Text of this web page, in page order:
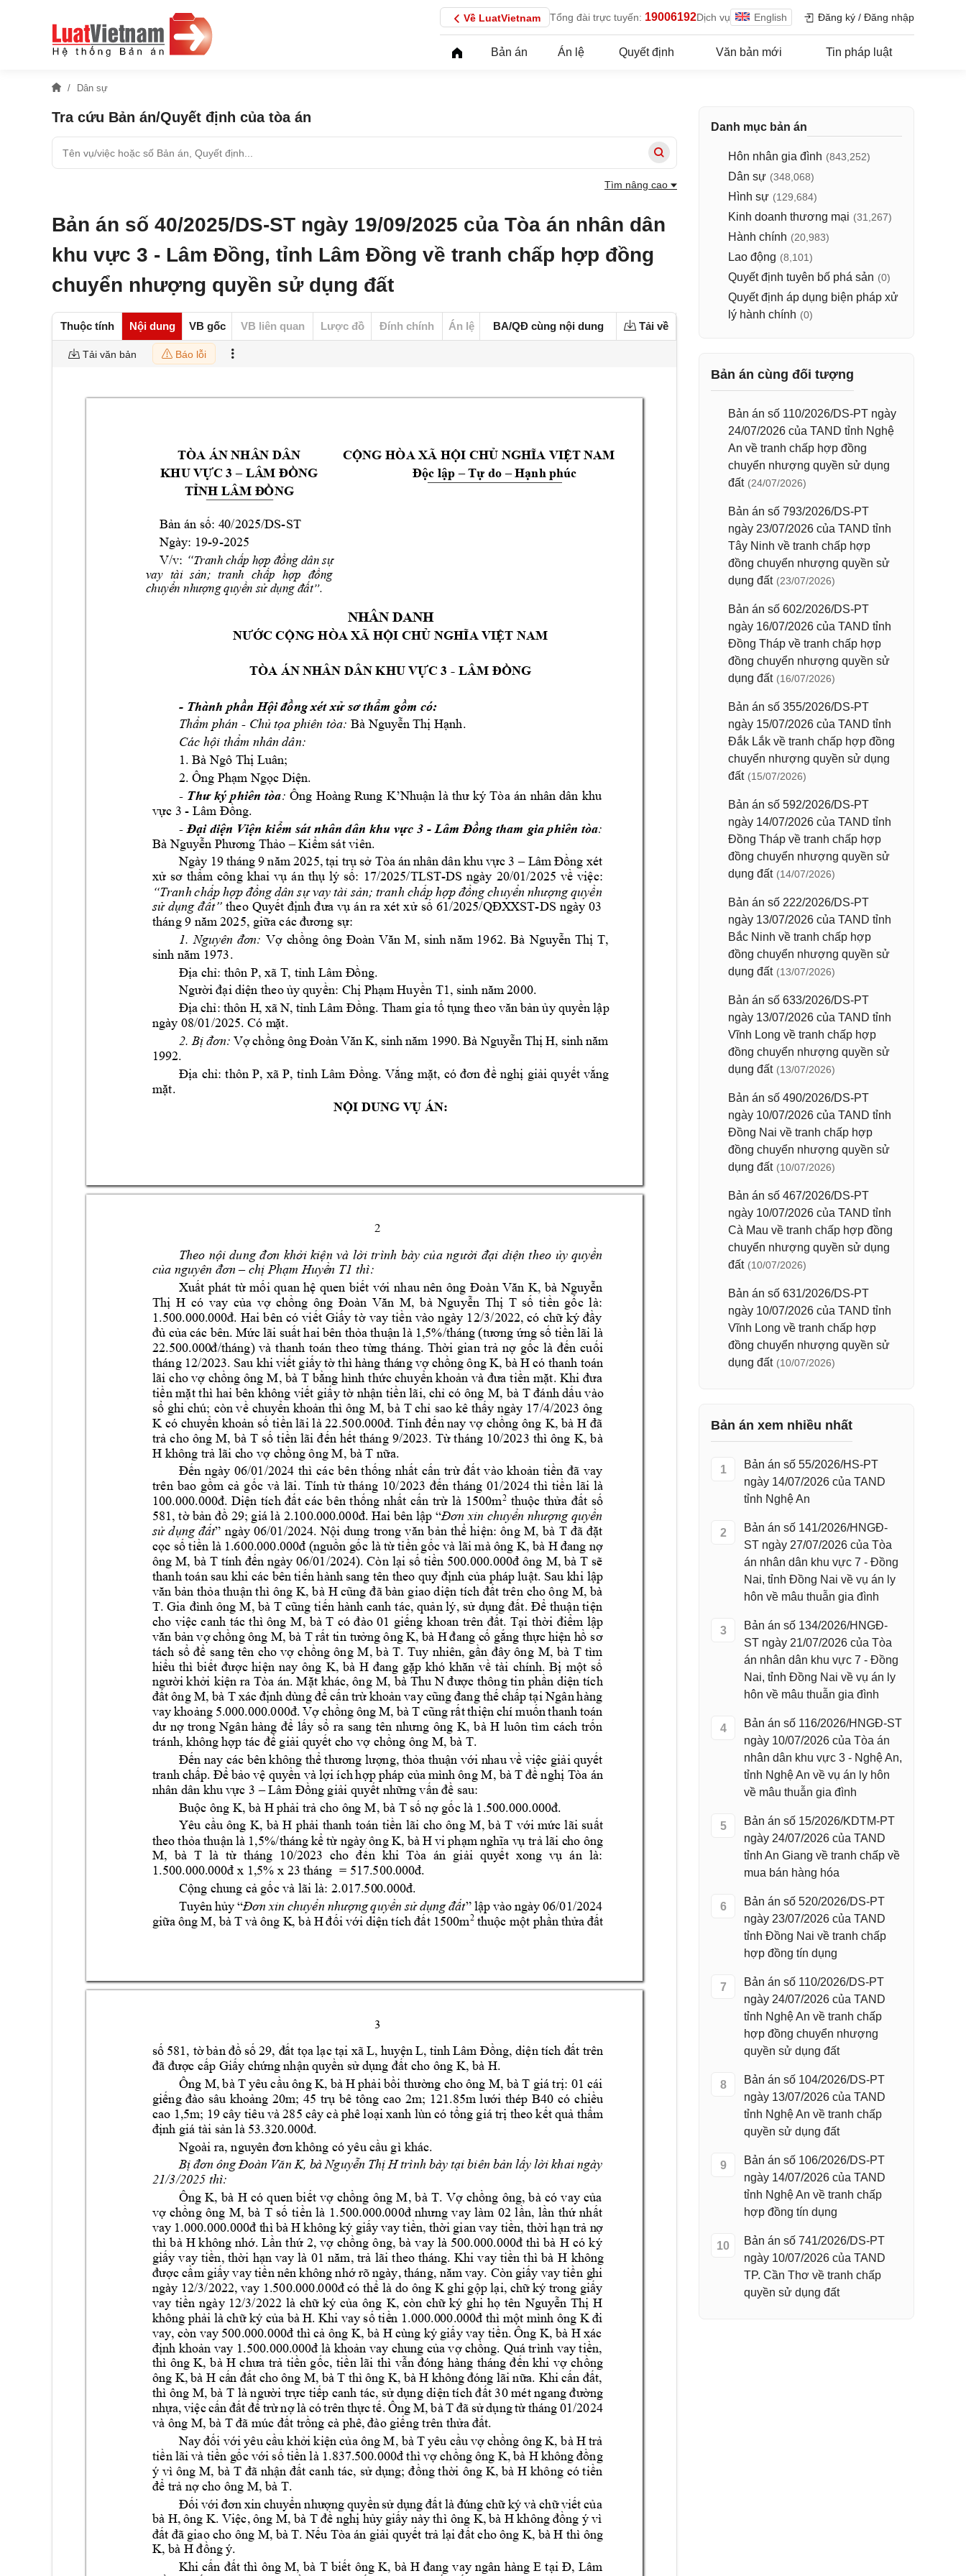
Về LuatVietnam Tổng đài trực tuyến: 19006192Dịch vụ English Đăng ký / Đăng nhập
Bản án Án lệ Quyết định Văn bản mới Tin pháp luật
Dân sự
Tra cứu Bản án/Quyết định của tòa án
Tìm nâng cao
Bản án số 40/2025/DS-ST ngày 19/09/2025 của Tòa án nhân dân
khu vực 3 - Lâm Đồng, tỉnh Lâm Đồng về tranh chấp hợp đồng
chuyển nhượng quyền sử dụng đất
Thuộc tính Nội dung VB gốc VB liên quan Lược đồ Đính chính Án lệ BA/QĐ cùng nội dung Tải về
Tải văn bản Báo lỗi
TÒA ÁN NHÂN DÂN
KHU VỰC 3 – LÂM ĐỒNG
TỈNH LÂM ĐỒNG
Bản án số: 40/2025/DS-ST
Ngày: 19-9-2025
V/v: “Tranh chấp hợp đồng dân sự
vay tài sản; tranh chấp hợp đồng
chuyển nhượng quyền sử dụng đất”.
CỘNG HÒA XÃ HỘI CHỦ NGHĨA VIỆT NAM
Độc lập – Tự do – Hạnh phúc
NHÂN DANH
NƯỚC CỘNG HÒA XÃ HỘI CHỦ NGHĨA VIỆT NAM
TÒA ÁN NHÂN DÂN KHU VỰC 3 - LÂM ĐỒNG
- Thành phần Hội đồng xét xử sơ thẩm gồm có:
Thẩm phán - Chủ tọa phiên tòa: Bà Nguyễn Thị Hạnh.
Các hội thẩm nhân dân:
1. Bà Ngô Thị Luân;
2. Ông Phạm Ngọc Diện.
- Thư ký phiên tòa: Ông Hoàng Rung K’Nhuận là thư ký Tòa án nhân dân khu
vực 3 - Lâm Đồng.
- Đại diện Viện kiểm sát nhân dân khu vực 3 - Lâm Đồng tham gia phiên tòa:
Bà Nguyễn Phương Thảo – Kiểm sát viên.
Ngày 19 tháng 9 năm 2025, tại trụ sở Tòa án nhân dân khu vực 3 – Lâm Đồng xét
xử sơ thẩm công khai vụ án thụ lý số: 17/2025/TLST-DS ngày 20/01/2025 về việc:
“Tranh chấp hợp đồng dân sự vay tài sản; tranh chấp hợp đồng chuyển nhượng quyền
sử dụng đất” theo Quyết định đưa vụ án ra xét xử số 61/2025/QĐXXST-DS ngày 03
tháng 9 năm 2025, giữa các đương sự:
1. Nguyên đơn: Vợ chồng ông Đoàn Văn M, sinh năm 1962. Bà Nguyễn Thị T,
sinh năm 1973.
Địa chỉ: thôn P, xã T, tỉnh Lâm Đồng.
Người đại diện theo ủy quyền: Chị Phạm Huyền T1, sinh năm 2000.
Địa chỉ: thôn H, xã N, tỉnh Lâm Đồng. Tham gia tố tụng theo văn bản ủy quyền lập
ngày 08/01/2025. Có mặt.
2. Bị đơn: Vợ chồng ông Đoàn Văn K, sinh năm 1990. Bà Nguyễn Thị H, sinh năm
1992.
Địa chỉ: thôn P, xã P, tỉnh Lâm Đồng. Vắng mặt, có đơn đề nghị giải quyết vắng
mặt.
NỘI DUNG VỤ ÁN:
2
Theo nội dung đơn khởi kiện và lời trình bày của người đại diện theo ủy quyền
của nguyên đơn – chị Phạm Huyền T1 thì:
Xuất phát từ mối quan hệ quen biết với nhau nên ông Đoàn Văn K, bà Nguyễn
Thị H có vay của vợ chồng ông Đoàn Văn M, bà Nguyễn Thị T số tiền gốc là:
1.500.000.000đ. Hai bên có viết Giấy tờ vay tiền vào ngày 12/3/2022, có chữ ký đầy
đủ của các bên. Mức lãi suất hai bên thỏa thuận là 1,5%/tháng (tương ứng số tiền lãi là
22.500.000đ/tháng) và thanh toán theo từng tháng. Thời gian trả nợ gốc là đến cuối
tháng 12/2023. Sau khi viết giấy tờ thì hàng tháng vợ chồng ông K, bà H có thanh toán
lãi cho vợ chồng ông M, bà T bằng hình thức chuyển khoản và đưa tiền mặt. Khi đưa
tiền mặt thì hai bên không viết giấy tờ nhận tiền lãi, chỉ có ông M, bà T đánh dấu vào
sổ ghi chú; còn về chuyển khoản thì ông M, bà T chỉ sao kê thấy ngày 17/4/2023 ông
K có chuyển khoản số tiền lãi là 22.500.000đ. Tính đến nay vợ chồng ông K, bà H đã
trả cho ông M, bà T số tiền lãi đến hết tháng 9/2023. Từ tháng 10/2023 thì ông K, bà
H không trả lãi cho vợ chồng ông M, bà T nữa.
Đến ngày 06/01/2024 thì các bên thống nhất cấn trừ đất vào khoản tiền đã vay
trên bao gồm cả gốc và lãi. Tính từ tháng 10/2023 đến tháng 01/2024 thì tiền lãi là
100.000.000đ. Diện tích đất các bên thống nhất cấn trừ là 1500m2 thuộc thửa đất số
581, tờ bản đồ 29; giá là 2.100.000.000đ. Hai bên lập “Đơn xin chuyển nhượng quyền
sử dụng đất” ngày 06/01/2024. Nội dung trong văn bản thể hiện: ông M, bà T đã đặt
cọc số tiền là 1.600.000.000đ (nguồn gốc là từ tiền gốc và lãi mà ông K, bà H đang nợ
ông M, bà T tính đến ngày 06/01/2024). Còn lại số tiền 500.000.000đ ông M, bà T sẽ
thanh toán sau khi các bên tiến hành sang tên theo quy định của pháp luật. Sau khi lập
văn bản thỏa thuận thì ông K, bà H cũng đã bàn giao diện tích đất trên cho ông M, bà
T. Gia đình ông M, bà T cũng tiến hành canh tác, quản lý, sử dụng đất. Để thuận tiện
cho việc canh tác thì ông M, bà T có đào 01 giếng khoan trên đất. Tại thời điểm lập
văn bản vợ chồng ông M, bà T rất tin tưởng ông K, bà H đang cố gắng thực hiện hồ sơ
tách sổ để sang tên cho vợ chồng ông M, bà T. Tuy nhiên, gần đây ông M, bà T tìm
hiểu thì biết được hiện nay ông K, bà H đang gặp khó khăn về tài chính. Bị một số
người khởi kiện ra Tòa án. Mặt khác, ông M, bà Thu N được thông tin phần diện tích
đất ông M, bà T xác định dùng để cấn trừ khoản vay cũng đang thế chấp tại Ngân hàng
vay khoảng 5.000.000.000đ. Vợ chồng ông M, bà T cũng rất thiện chí muốn thanh toán
dư nợ trong Ngân hàng để lấy sổ ra sang tên nhưng ông K, bà H luôn tìm cách trốn
tránh, không hợp tác để giải quyết cho vợ chồng ông M, bà T.
Đến nay các bên không thể thương lượng, thỏa thuận với nhau về việc giải quyết
tranh chấp. Để bảo vệ quyền và lợi ích hợp pháp của mình ông M, bà T đề nghị Tòa án
nhân dân khu vực 3 – Lâm Đồng giải quyết những vấn đề sau:
Buộc ông K, bà H phải trả cho ông M, bà T số nợ gốc là 1.500.000.000đ.
Yêu cầu ông K, bà H phải thanh toán tiền lãi cho ông M, bà T với mức lãi suất
theo thỏa thuận là 1,5%/tháng kể từ ngày ông K, bà H vi phạm nghĩa vụ trả lãi cho ông
M, bà T là từ tháng 10/2023 cho đến khi Tòa án giải quyết xong vụ án là:
1.500.000.000đ x 1,5% x 23 tháng  = 517.500.000đ.
Cộng chung cả gốc và lãi là: 2.017.500.000đ.
Tuyên hủy “Đơn xin chuyển nhượng quyền sử dụng đất” lập vào ngày 06/01/2024
giữa ông M, bà T và ông K, bà H đối với diện tích đất 1500m2 thuộc một phần thửa đất
3
số 581, tờ bản đồ số 29, đất tọa lạc tại xã L, huyện L, tỉnh Lâm Đồng, diện tích đất trên
đã được cấp Giấy chứng nhận quyền sử dụng đất cho ông K, bà H.
Ông M, bà T yêu cầu ông K, bà H phải bồi thường cho ông M, bà T giá trị: 01 cái
giếng đào sâu khoảng 20m; 45 trụ bê tông cao 2m; 121.85m lưới thép B40 có chiều
cao 1,5m; 19 cây tiêu và 285 cây cà phê loại xanh lùn có tổng giá trị theo kết quả thẩm
định giá tài sản là 53.320.000đ.
Ngoài ra, nguyên đơn không có yêu cầu gì khác.
Bị đơn ông Đoàn Văn K, bà Nguyễn Thị Htrình bày tại biên bản lấy lời khai ngày
21/3/2025 thì:
Ông K, bà H có quen biết vợ chồng ông M, bà T. Vợ chồng ông, bà có vay của
vợ chồng ông M, bà T số tiền là 1.500.000.000đ nhưng vay làm 02 lần, lần thứ nhất
vay 1.000.000.000đ thì bà H không ký giấy vay tiền, thời gian vay tiền, thời hạn trả nợ
thì bà H không nhớ. Lần thứ 2, vợ chồng ông, bà vay là 500.000.000đ thì bà H có ký
giấy vay tiền, thời hạn vay là 01 năm, trả lãi theo tháng. Khi vay tiền thì bà H không
được cầm giấy vay tiền nên không nhớ rõ ngày, tháng, năm vay. Còn giấy vay tiền ghi
ngày 12/3/2022, vay 1.500.000.000đ có thể là do ông K ghi gộp lại, chữ ký trong giấy
vay tiền ngày 12/3/2022 là chữ ký của ông K, còn chữ ký ghi họ tên Nguyễn Thị H
không phải là chữ ký của bà H. Khi vay số tiền 1.000.000.000đ thì một mình ông K đi
vay, còn vay 500.000.000đ thì cả ông K, bà H cùng ký giấy vay tiền. Ông K, bà H xác
định khoản vay 1.500.000.000đ là khoản vay chung của vợ chồng. Quá trình vay tiền,
thì ông K, bà H chưa trả tiền gốc, tiền lãi thì vẫn đóng hàng tháng đến khi vợ chồng
ông K, bà H cấn đất cho ông M, bà T thì ông K, bà H không đóng lãi nữa. Khi cấn đất,
thì ông M, bà T là người trực tiếp canh tác, sử dụng diện tích đất 30 mét ngang đường
nhựa, việc cấn đất để trừ nợ là có trên thực tế. Ông M, bà T đã sử dụng từ tháng 01/2024
và ông M, bà T đã múc đất trồng cà phê, đào giếng trên thửa đất.
Nay đối với yêu cầu khởi kiện của ông M, bà T yêu cầu vợ chồng ông K, bà H trả
tiền lãi và tiền gốc với số tiền là 1.837.500.000đ thì vợ chồng ông K, bà H không đồng
ý vì ông M, bà T đã nhận đất canh tác, sử dụng; đồng thời ông K, bà H không có tiền
để trả nợ cho ông M, bà T.
Đối với đơn xin chuyển nhượng quyền sử dụng đất là đúng chữ ký và chữ viết của
bà H, ông K. Việc, ông M, bà T đề nghị hủy giấy này thì ông K, bà H không đồng ý vì
đất đã giao cho ông M, bà T. Nếu Tòa án giải quyết trả lại đất cho ông K, bà H thì ông
K, bà H đồng ý.
Khi cấn đất thì ông M, bà T biết ông K, bà H đang vay ngân hàng E tại Đ, Lâm
Danh mục bản án
Hôn nhân gia đình (843,252)
Dân sự (348,068)
Hình sự (129,684)
Kinh doanh thương mại (31,267)
Hành chính (20,983)
Lao động (8,101)
Quyết định tuyên bố phá sản (0)
Quyết định áp dụng biện pháp xử
lý hành chính (0)
Bản án cùng đối tượng
Bản án số 110/2026/DS-PT ngày
24/07/2026 của TAND tỉnh Nghệ
An về tranh chấp hợp đồng
chuyển nhượng quyền sử dụng
đất (24/07/2026)
Bản án số 793/2026/DS-PT
ngày 23/07/2026 của TAND tỉnh
Tây Ninh về tranh chấp hợp
đồng chuyển nhượng quyền sử
dụng đất (23/07/2026)
Bản án số 602/2026/DS-PT
ngày 16/07/2026 của TAND tỉnh
Đồng Tháp về tranh chấp hợp
đồng chuyển nhượng quyền sử
dụng đất (16/07/2026)
Bản án số 355/2026/DS-PT
ngày 15/07/2026 của TAND tỉnh
Đắk Lắk về tranh chấp hợp đồng
chuyển nhượng quyền sử dụng
đất (15/07/2026)
Bản án số 592/2026/DS-PT
ngày 14/07/2026 của TAND tỉnh
Đồng Tháp về tranh chấp hợp
đồng chuyển nhượng quyền sử
dụng đất (14/07/2026)
Bản án số 222/2026/DS-PT
ngày 13/07/2026 của TAND tỉnh
Bắc Ninh về tranh chấp hợp
đồng chuyển nhượng quyền sử
dụng đất (13/07/2026)
Bản án số 633/2026/DS-PT
ngày 13/07/2026 của TAND tỉnh
Vĩnh Long về tranh chấp hợp
đồng chuyển nhượng quyền sử
dụng đất (13/07/2026)
Bản án số 490/2026/DS-PT
ngày 10/07/2026 của TAND tỉnh
Đồng Nai về tranh chấp hợp
đồng chuyển nhượng quyền sử
dụng đất (10/07/2026)
Bản án số 467/2026/DS-PT
ngày 10/07/2026 của TAND tỉnh
Cà Mau về tranh chấp hợp đồng
chuyển nhượng quyền sử dụng
đất (10/07/2026)
Bản án số 631/2026/DS-PT
ngày 10/07/2026 của TAND tỉnh
Vĩnh Long về tranh chấp hợp
đồng chuyển nhượng quyền sử
dụng đất (10/07/2026)
Bản án xem nhiều nhất
1
Bản án số 55/2026/HS-PT
ngày 14/07/2026 của TAND
tỉnh Nghệ An
2
Bản án số 141/2026/HNGĐ-
ST ngày 27/07/2026 của Tòa
án nhân dân khu vực 7 - Đồng
Nai, tỉnh Đồng Nai về vụ án ly
hôn về mâu thuẫn gia đình
3
Bản án số 134/2026/HNGĐ-
ST ngày 21/07/2026 của Tòa
án nhân dân khu vực 7 - Đồng
Nai, tỉnh Đồng Nai về vụ án ly
hôn về mâu thuẫn gia đình
4
Bản án số 116/2026/HNGĐ-ST
ngày 10/07/2026 của Tòa án
nhân dân khu vực 3 - Nghệ An,
tỉnh Nghệ An về vụ án ly hôn
về mâu thuẫn gia đình
5
Bản án số 15/2026/KDTM-PT
ngày 24/07/2026 của TAND
tỉnh An Giang về tranh chấp về
mua bán hàng hóa
6
Bản án số 520/2026/DS-PT
ngày 23/07/2026 của TAND
tỉnh Đồng Nai về tranh chấp
hợp đồng tín dụng
7
Bản án số 110/2026/DS-PT
ngày 24/07/2026 của TAND
tỉnh Nghệ An về tranh chấp
hợp đồng chuyển nhượng
quyền sử dụng đất
8
Bản án số 104/2026/DS-PT
ngày 13/07/2026 của TAND
tỉnh Nghệ An về tranh chấp
quyền sử dụng đất
9
Bản án số 106/2026/DS-PT
ngày 14/07/2026 của TAND
tỉnh Nghệ An về tranh chấp
hợp đồng tín dụng
10
Bản án số 741/2026/DS-PT
ngày 10/07/2026 của TAND
TP. Cần Thơ về tranh chấp
quyền sử dụng đất